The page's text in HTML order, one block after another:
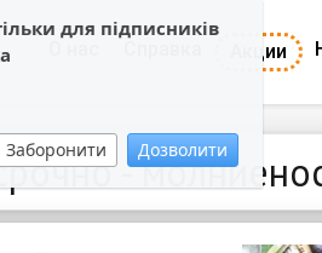
для підписників
Заборонити Дозволити
Акции
-